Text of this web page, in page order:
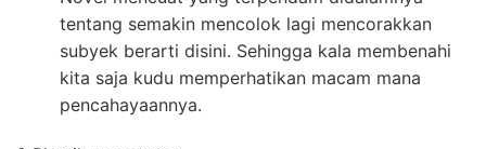
tentang semakin mencolok lagi mencorakkan
subyek berarti disini. Sehingga kala membenahi
kita saja kudu memperhatikan macam mana
pencahayaannya.